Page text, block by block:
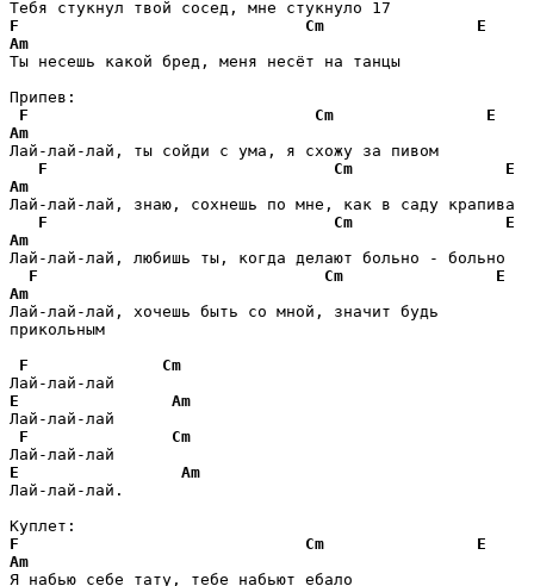
F
Cm
E
Am
Ты несешь какой бред, меня несёт на танцы
Припев:
F
Cm
E
Am
Лай-лай-лай, ты сойди с ума, я схожу за пивом
F
Cm
E
Am
Лай-лай-лай, знаю, сохнешь по мне, как в саду крапива
F
Cm
E
Am
Лай-лай-лай, любишь ты, когда делают больно - больно
F
Cm
E
Am
Лай-лай-лай, хочешь быть со мной, значит будь
прикольным
F
Cm
E
Am
Лай-лай-лай
F
Cm
E
Am
Лай-лай-лай.
F
Cm
E
Am